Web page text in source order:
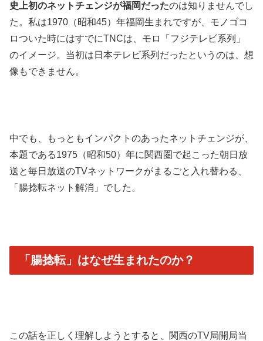
史上初のネットチェンジが福岡だったのは知りませんでし
た。私は1970（昭和45）年福岡生まれですが、モノゴコ
ロついた時にはすでにTNCは、モロ「フジテレビ系列」
のイメージ。当初は日本テレビ系列だったというのは、想
像もできません。
中でも、もっともインパクトのあったネットチェンジが、
本題である1975（昭和50）年に関西圏で起こった朝日放
送と毎日放送のTVネットワークがまるごと入れ替わる、
「腸捻転ネット解消」でした。
「腸捻転」はなぜ生まれたのか？
この話を正しく理解しようとすると、関西のTV局開局当